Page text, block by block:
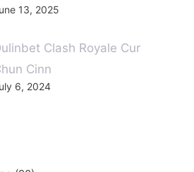
13, 2025
Clash Royale Cur
Cinn
6, 2024